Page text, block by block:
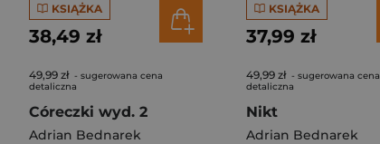
KSIĄŻKA
38,49 zł
49,99 zł - sugerowana cena
detaliczna
Córeczki wyd. 2
Adrian Bednarek
KSIĄŻKA
37,99 zł
49,99 zł - sugerowana cena
detaliczna
Nikt
Adrian Bednarek